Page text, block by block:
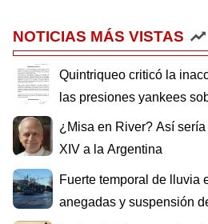
NOTICIAS MÁS VISTAS
Quintriqueo criticó la
las presiones yankees
¿Misa en River? Así
XIV a la Argentina
Fuerte temporal de lluvia
anegadas y suspensión